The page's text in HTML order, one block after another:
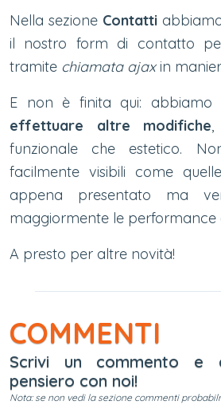
Nella sezione Contatti
il nostro form di contatto
tramite chiamata ajaxin
E non è finita qui: abbiamo
effettuare altre modifiche,
funzionale che estetico.
facilmente visibili come
appena presentato ma
maggiormente le performance
A presto per altre novità!
COMMENTI
Scrivi un commento e
pensiero con noi!
Nota: se non vedi la sezione commenti